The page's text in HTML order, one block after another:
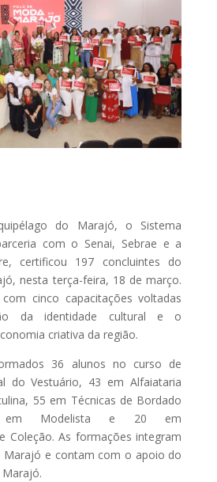
do Marajó, o Sistema
com o Senai, Sebrae e a
certificou 197 concluintes do
nesta terça-feira, 18 de março.
cinco capacitações voltadas
da identidade cultural e o
criativa da região.
36 alunos no curso de
do Vestuário, 43 em Alfaiataria
55 em Técnicas de Bordado
em Modelista e 20 em
Coleção. As formações integram
e contam com o apoio do